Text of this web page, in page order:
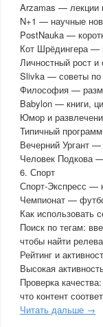
Arzamas — лекции
N+1 — научные
PostNauka —
Кот Шрёдингера —
Личностный рост и
Slivka — советы по
Философия —
Babylon — книги,
Юмор и
Типичный
Вечерний Ургант
Человек Подкова
6. Спорт
Спорт-Экспресс —
Чемпионат —
Как использовать
Поиск по тегам:
чтобы найти
Рейтинг и
Высокая
Проверка
что контент
Читать дальше →